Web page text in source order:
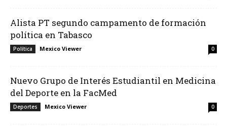
Alista PT segundo campamento de formación
política en Tabasco
Política Mexico Viewer 0
Nuevo Grupo de Interés Estudiantil en Medicina
del Deporte en la FacMed
Deportes Mexico Viewer 0